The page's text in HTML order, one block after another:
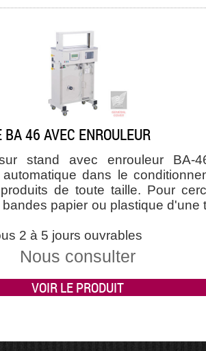
BA 46 AVEC ENROULEUR
stand avec enrouleur BA-
dans le
de toute taille. Pour
papier ou plastique d'une
2 à 5 jours ouvrables
Nous consulter
VOIR LE PRODUIT